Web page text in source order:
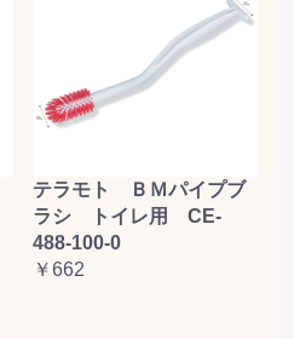
テラモト ＢＭパイプブ
ラシ トイレ用 CE-
488-100-0
￥662